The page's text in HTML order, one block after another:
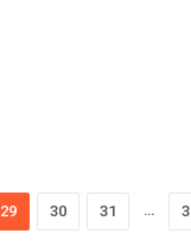
29 30 31